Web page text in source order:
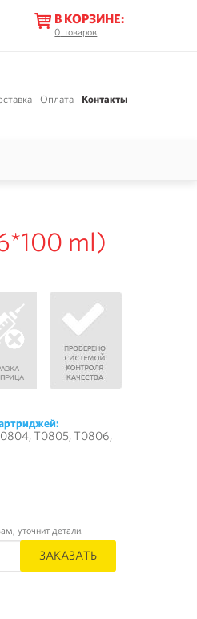
В КОРЗИНЕ:
0 товаров
Оплата Контакты
ml)
T0805, T0806,
уточнит детали.
ЗАКАЗАТЬ